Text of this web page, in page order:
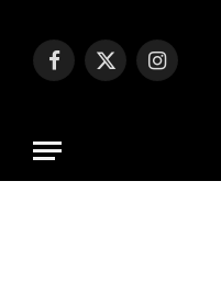
Facebook
X
Instagram